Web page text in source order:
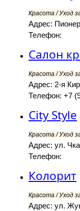
Красота / Уход
Адрес:
Телефон:
Салон
Красота / Уход
Адрес: 2-я
Телефон: +7
City Style
Красота / Уход
Адрес: ул.
Телефон:
Колорит
Красота / Уход
Адрес: ул.